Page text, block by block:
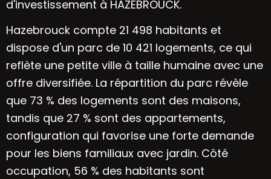
d'investissement à HAZEBROUCK.
Hazebrouck compte 21 498 habitants et
dispose d'un parc de 10 421 logements, ce qui
reflète une petite ville à taille humaine avec une
offre diversifiée. La répartition du parc révèle
que 73 % des logements sont des maisons,
tandis que 27 % sont des appartements,
configuration qui favorise une forte demande
pour les biens familiaux avec jardin. Côté
occupation, 56 % des habitants sont